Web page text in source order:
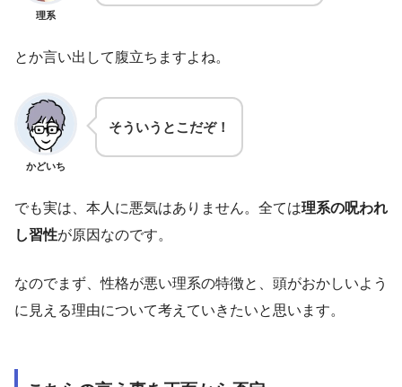
理系
とか言い出して腹立ちますよね。
かどいち
そういうとこだぞ！
でも実は、本人に悪気はありません。全ては理系の呪われ
し習性が原因なのです。
なのでまず、性格が悪い理系の特徴と、頭がおかしいよう
に見える理由について考えていきたいと思います。